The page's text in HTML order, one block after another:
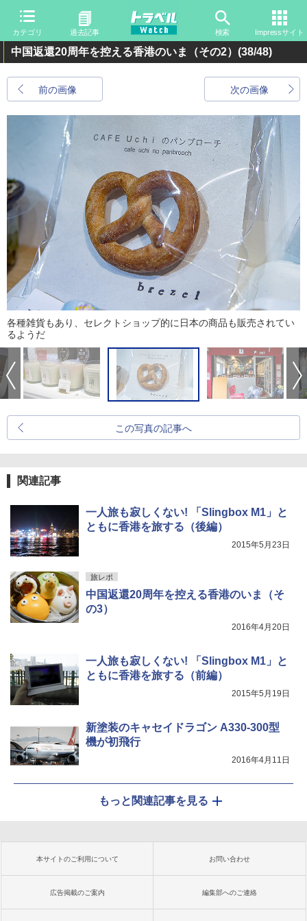
カテゴリ 過去記事 検索 Impressサイト
中国返還20周年を控える香港のいま（その2） (38/48)
前の画像 次の画像
各種雑貨もあり、セレクトショップ的に日本の商品も販売されてい
るようだ
この写真の記事へ
関連記事
一人旅も寂しくない! 「Slingbox M1」と
ともに香港を旅する（後編）
2015年5月23日
旅レポ
中国返還20周年を控える香港のいま（そ
の3）
2016年4月20日
一人旅も寂しくない! 「Slingbox M1」と
ともに香港を旅する（前編）
2015年5月19日
新塗装のキャセイドラゴン A330-300型
機が初飛行
2016年4月11日
もっと関連記事を見る
本サイトのご利用について お問い合わせ
広告掲載のご案内 編集部へのご連絡